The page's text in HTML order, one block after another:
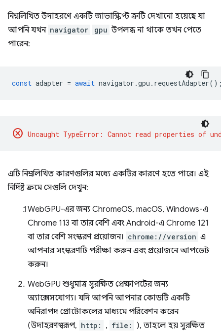
নিম্নলিখিত উদাহরণে একটি জাভাস্ক্রিপ্ট ত্রুটি দেখানো হয়েছে যা
আপনি যখন navigator gpu উপলব্ধ না থাকে তখন পেতে
পারেন:
const adapter = await navigator .gpu . requestAdapter
cancel
এটি নিম্নলিখিত কারণগুলির মধ্যে একটির কারণে হতে পারে। এই
নির্দিষ্ট ক্রমে সেগুলি দেখুন:
WebGPU-এর জন্য ChromeOS, macOS, Windows-এ
Chrome 113 বা তার বেশি এবং Android-এ Chrome 121
বা তার বেশি সংস্করণ প্রয়োজন। chrome://version এ
আপনার সংস্করণটি পরীক্ষা করুন এবং প্রয়োজনে আপডেট
করুন।
WebGPU শুধুমাত্র সুরক্ষিত প্রেক্ষাপটের জন্য
অ্যাক্সেসযোগ্য। যদি আপনি আপনার কোডটি একটি
অনিরাপদ প্রোটোকলের মাধ্যমে পরিবেশন করেন
(উদাহরণস্বরূপ, http: , file: ), তাহলে হয় সুরক্ষিত